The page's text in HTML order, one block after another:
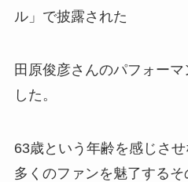
ル」で披露された
田原俊彦さんのパフォー
した。
63歳という年齢を感じさせ
多くのファンを魅了するそ